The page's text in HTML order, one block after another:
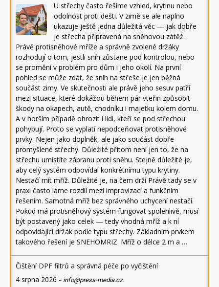
U střechy často řešíme vzhled, krytinu nebo
odolnost proti dešti. V zimě se ale naplno
ukazuje ještě jedna důležitá věc — jak dobře
je střecha připravená na sněhovou zátěž.
Právě protisněhové mříže a správně zvolené držáky
rozhodují o tom, jestli sníh zůstane pod kontrolou, nebo
se promění v problém pro dům i jeho okolí. Na první
pohled se může zdát, že sníh na střeše je jen běžná
součást zimy. Ve skutečnosti ale právě jeho sesuv patří
mezi situace, které dokážou během pár vteřin způsobit
škody na okapech, autě, chodníku i majetku kolem domu.
A v horším případě ohrozit i lidi, kteří se pod střechou
pohybují. Proto se vyplatí nepodceňovat protisněhové
prvky. Nejen jako doplněk, ale jako součást dobře
promyšlené střechy. Důležité přitom není jen to, že na
střechu umístíte zábranu proti sněhu. Stejně důležité je,
aby celý systém odpovídal konkrétnímu typu krytiny.
Nestačí mít mříž. Důležité je, na čem drží Právě tady se v
praxi často láme rozdíl mezi improvizací a funkčním
řešením. Samotná mříž bez správného uchycení nestačí.
Pokud má protisněhový systém fungovat spolehlivě, musí
být postavený jako celek — tedy vhodná mříž a k ní
odpovídající držák podle typu střechy. Základním prvkem
takového řešení je SNEHOMRIZ. Mříž o délce 2 m a …
Čištění DPF filtrů a správná péče po vyčištění
4 srpna 2026 - info@press-media.cz